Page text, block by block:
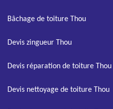
Bâchage de toiture Thou
Devis zingueur Thou
Devis réparation de toiture Thou
Devis nettoyage de toiture Thou